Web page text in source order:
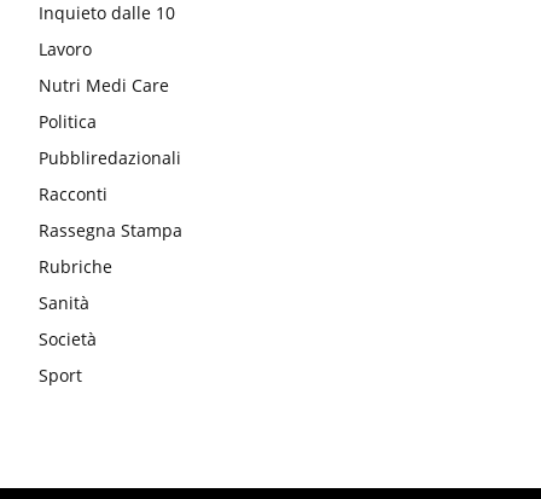
Inquieto dalle 10
Lavoro
Nutri Medi Care
Politica
Pubbliredazionali
Racconti
Rassegna Stampa
Rubriche
Sanità
Società
Sport